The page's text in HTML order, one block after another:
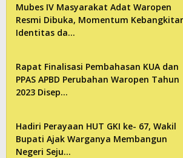
Mubes IV Masyarakat Adat Waropen
Resmi Dibuka, Momentum
Identitas da…
Rapat Finalisasi Pembahasan KUA dan
PPAS APBD Perubahan Waropen Tahun
2023 Disep…
Hadiri Perayaan HUT GKI ke- 67, Wakil
Bupati Ajak Warganya Membangun
Negeri Seju…